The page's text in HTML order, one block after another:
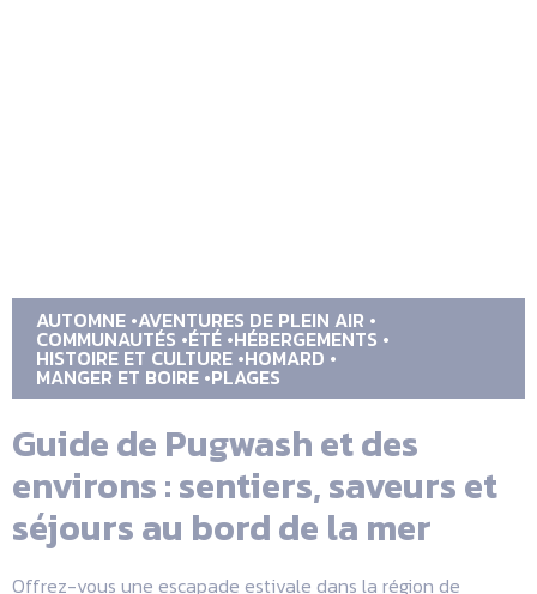
AUTOMNE AVENTURES DE PLEIN AIR
COMMUNAUTÉS ÉTÉ HÉBERGEMENTS
HISTOIRE ET CULTURE HOMARD
MANGER ET BOIRE PLAGES
Guide de Pugwash et des
environs : sentiers, saveurs et
séjours au bord de la mer
Offrez-vous une escapade estivale dans la région de